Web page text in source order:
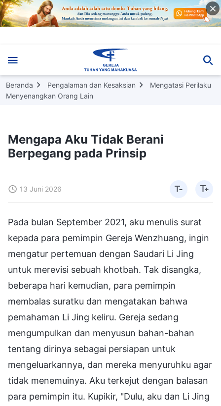
Beranda Pengalaman dan Kesaksian
Mengatasi Perilaku
Menyenangkan Orang Lain
Mengapa Aku Tidak Berani
Berpegang pada Prinsip
13 Juni 2026
Pada bulan September 2021, aku menulis surat
kepada para pemimpin Gereja Wenzhuang, ingin
mengatur pertemuan dengan Saudari Li Jing
untuk merevisi sebuah khotbah. Tak disangka,
beberapa hari kemudian, para pemimpin
membalas suratku dan mengatakan bahwa
pemahaman Li Jing keliru. Gereja sedang
mengumpulkan dan menyusun bahan-bahan
tentang dirinya sebagai persiapan untuk
mengeluarkannya, dan mereka menyuruhku agar
tidak menemuinya. Aku terkejut dengan balasan
para pemimpin itu. Kupikir, "Dulu, aku dan Li Jing